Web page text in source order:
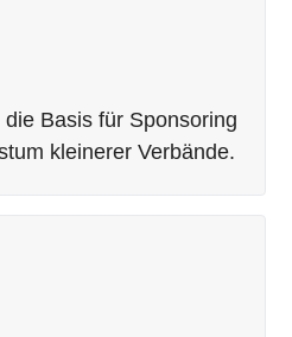
Basis für Sponsoring
kleinerer Verbände.